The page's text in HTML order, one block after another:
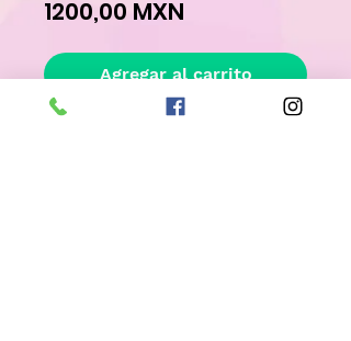
1200,00 MXN
Agregar al carrito